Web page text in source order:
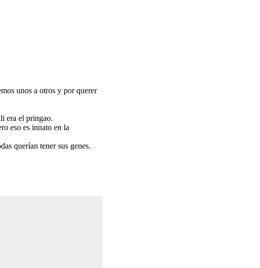
unos a otros y por querer
era el pringao.
eso es innato en la
querían tener sus genes.